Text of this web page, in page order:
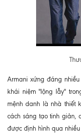
Armani xứng đáng
khái niệm "lộng lẫy"
mệnh danh là nhà thiết
cách sáng tạo tinh giản,
được định hình qua